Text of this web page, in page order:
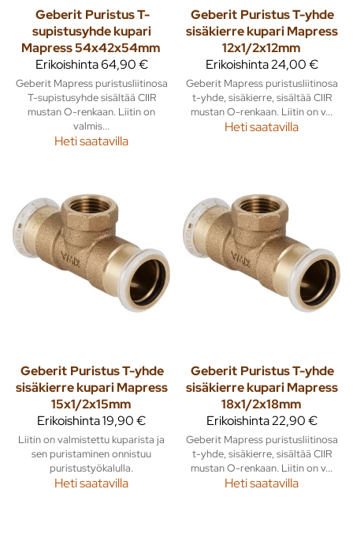
Geberit Puristus T-
supistusyhde kupari
Mapress 54x42x54mm
Erikoishinta64,90 €
Geberit Mapress puristusliitinosa
T-supistusyhde sisältää CIIR
mustan O-renkaan. Liitin on
valmis...
Heti saatavilla
Geberit Puristus T-yhde
sisäkierre kupari Mapress
12x1/2x12mm
Erikoishinta24,00 €
Geberit Mapress puristusliitinosa
t-yhde, sisäkierre, sisältää CIIR
mustan O-renkaan. Liitin on v...
Heti saatavilla
Geberit Puristus T-yhde
sisäkierre kupari Mapress
15x1/2x15mm
Erikoishinta19,90 €
Liitin on valmistettu kuparista ja
sen puristaminen onnistuu
puristustyökalulla.
Heti saatavilla
Geberit Puristus T-yhde
sisäkierre kupari Mapress
18x1/2x18mm
Erikoishinta22,90 €
Geberit Mapress puristusliitinosa
t-yhde, sisäkierre, sisältää CIIR
mustan O-renkaan. Liitin on v...
Heti saatavilla